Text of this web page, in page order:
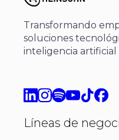
Transformando
soluciones
inteligencia artificial
Líneas de